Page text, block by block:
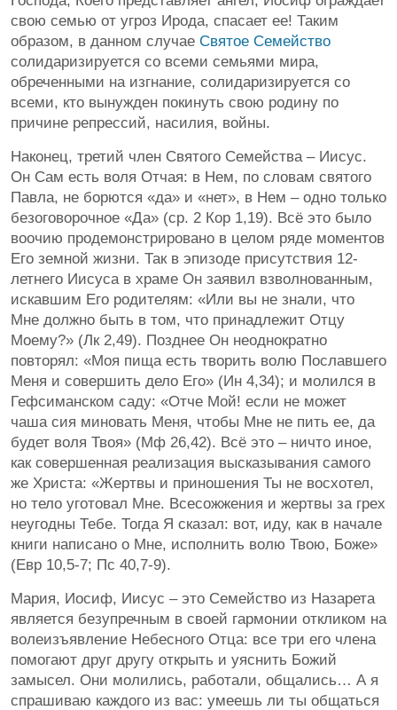
свою семью от угроз Ирода, спасает ее! Таким
образом, в данном случае Святое Семейство
солидаризируется со всеми семьями мира,
обреченными на изгнание, солидаризируется со
всеми, кто вынужден покинуть свою родину по
причине репрессий, насилия, войны.
Наконец, третий член Святого Семейства – Иисус.
Он Сам есть воля Отчая: в Нем, по словам святого
Павла, не борются «да» и «нет», в Нем – одно только
безоговорочное «Да» (ср. 2 Кор 1,19). Всё это было
воочию продемонстрировано в целом ряде моментов
Его земной жизни. Так в эпизоде присутствия 12-
летнего Иисуса в храме Он заявил взволнованным,
искавшим Его родителям: «Или вы не знали, что
Мне должно быть в том, что принадлежит Отцу
Моему?» (Лк 2,49). Позднее Он неоднократно
повторял: «Моя пища есть творить волю Пославшего
Меня и совершить дело Его» (Ин 4,34); и молился в
Гефсиманском саду: «Отче Мой! если не может
чаша сия миновать Меня, чтобы Мне не пить ее, да
будет воля Твоя» (Мф 26,42). Всё это – ничто иное,
как совершенная реализация высказывания самого
же Христа: «Жертвы и приношения Ты не восхотел,
но тело уготовал Мне. Всесожжения и жертвы за грех
неугодны Тебе. Тогда Я сказал: вот, иду, как в начале
книги написано о Мне, исполнить волю Твою, Боже»
(Евр 10,5-7; Пс 40,7-9).
Мария, Иосиф, Иисус – это Семейство из Назарета
является безупречным в своей гармонии откликом на
волеизъявление Небесного Отца: все три его члена
помогают друг другу открыть и уяснить Божий
замысел. Они молились, работали, общались… А я
спрашиваю каждого из вас: умеешь ли ты общаться